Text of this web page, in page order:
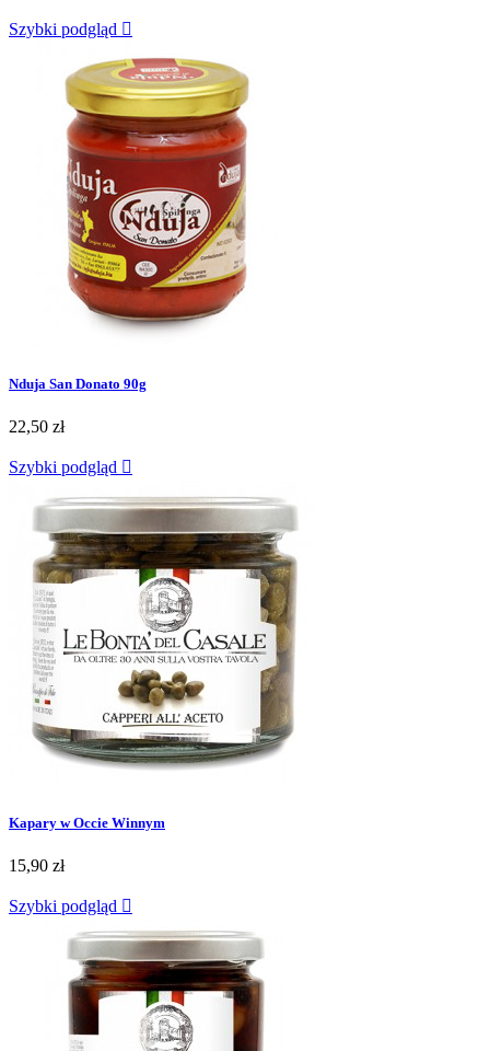
Szybki podgląd 
Nduja San Donato 90g
22,50 zł
Szybki podgląd 
Kapary w Occie Winnym
15,90 zł
Szybki podgląd 